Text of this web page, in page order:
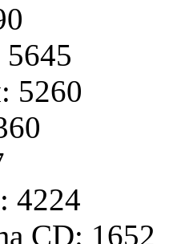
5260
4224
CD: 1652